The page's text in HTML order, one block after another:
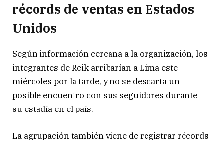
récords de ventas en Estados
Unidos
Según información cercana a la organización, los
integrantes de Reik arribarían a Lima este
miércoles por la tarde, y no se descarta un
posible encuentro con sus seguidores durante
su estadía en el país.
La agrupación también viene de registrar récords